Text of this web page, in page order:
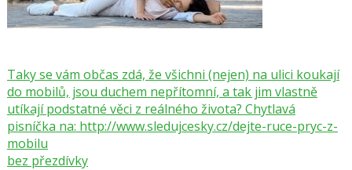
Taky se vám občas zdá, že všichni (nejen) na ulici koukají
do mobilů, jsou duchem nepřítomní, a tak jim vlastně
utíkají podstatné věci z reálného života? Chytlavá
pisníčka na: http://www.sledujcesky.cz/dejte-ruce-pryc-z-
mobilu
bez přezdívky